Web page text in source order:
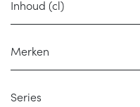
Inhoud (cl)
Merken
Series